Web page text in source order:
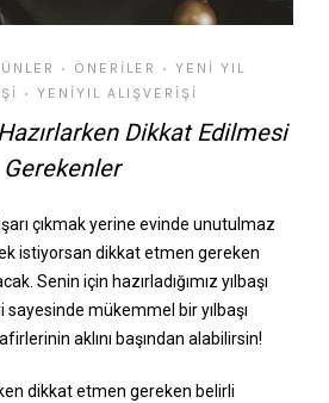
• ÖNERILER •
YENI YIL
• YENIYIL ALIŞVERIŞI
Hazırlarken Dikkat Edilmesi
Gerekenler
çıkmak yerine evinde unutulmaz
istiyorsan dikkat etmen gereken
Senin için hazırladığımız yılbaşı
mükemmel bir yılbaşı
aklını başından alabilirsin!
dikkat etmen gereken belirli